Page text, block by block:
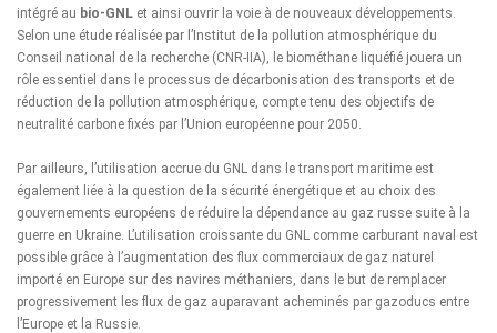
intégré au bio-GNL et ainsi ouvrir la voie à de nouveaux développements.
Selon une étude réalisée par l’Institut de la pollution atmosphérique du
Conseil national de la recherche (CNR-IIA), le biométhane liquéfié jouera un
rôle essentiel dans le processus de décarbonisation des transports et de
réduction de la pollution atmosphérique, compte tenu des objectifs de
neutralité carbone fixés par l’Union européenne pour 2050.
Par ailleurs, l’utilisation accrue du GNL dans le transport maritime est
également liée à la question de la sécurité énergétique et au choix des
gouvernements européens de réduire la dépendance au gaz russe suite à la
guerre en Ukraine. L’utilisation croissante du GNL comme carburant naval est
possible grâce à l’augmentation des flux commerciaux de gaz naturel
importé en Europe sur des navires méthaniers, dans le but de remplacer
progressivement les flux de gaz auparavant acheminés par gazoducs entre
l’Europe et la Russie.